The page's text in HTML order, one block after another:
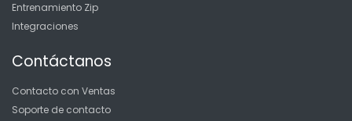
Entrenamiento Zip
Integraciones
Contáctanos
Contacto con Ventas
Soporte de contacto